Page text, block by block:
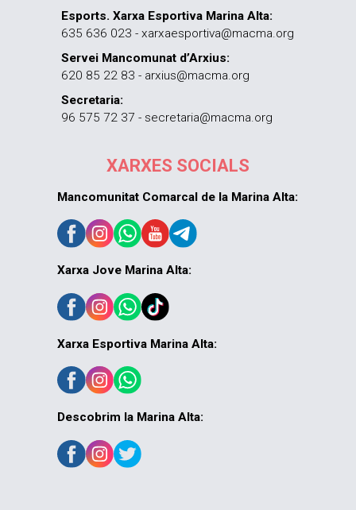
Esports. Xarxa Esportiva Marina Alta:
635 636 023 - xarxaesportiva@macma.org
Servei Mancomunat d’Arxius:
620 85 22 83 - arxius@macma.org
Secretaria:
96 575 72 37 - secretaria@macma.org
XARXES SOCIALS
Mancomunitat Comarcal de la Marina Alta:
Xarxa Jove Marina Alta:
Xarxa Esportiva Marina Alta:
Descobrim la Marina Alta: